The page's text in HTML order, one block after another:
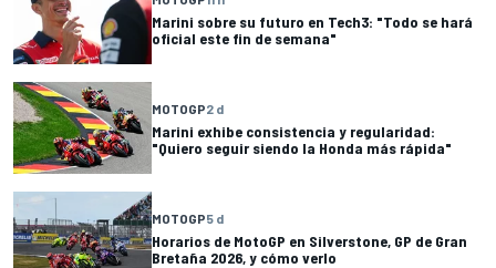
Marini sobre su futuro en Tech3: "Todo se hará
oficial este fin de semana"
MOTOGP2 d
Marini exhibe consistencia y regularidad:
"Quiero seguir siendo la Honda más rápida"
MOTOGP5 d
Horarios de MotoGP en Silverstone, GP de Gran
Bretaña 2026, y cómo verlo